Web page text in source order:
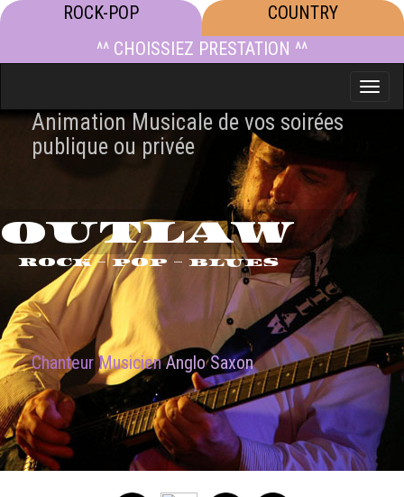
ROCK-POP
COUNTRY
^^ CHOISSIEZ PRESTATION ^^
Toggle
Animation Musicale de vos soirées
publique ou privée
OUTLAW
ROCK - POP - BLUES
Chanteur MusicienAnglo Saxon